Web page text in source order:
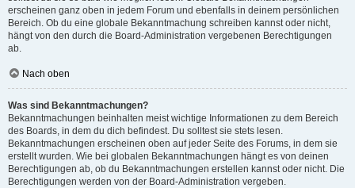
erscheinen ganz oben in jedem Forum und ebenfalls in deinem persönlichen
Bereich. Ob du eine globale Bekanntmachung schreiben kannst oder nicht,
hängt von den durch die Board-Administration vergebenen Berechtigungen
ab.
Nach oben
Was sind Bekanntmachungen?
Bekanntmachungen beinhalten meist wichtige Informationen zu dem Bereich
des Boards, in dem du dich befindest. Du solltest sie stets lesen.
Bekanntmachungen erscheinen oben auf jeder Seite des Forums, in dem sie
erstellt wurden. Wie bei globalen Bekanntmachungen hängt es von deinen
Berechtigungen ab, ob du Bekanntmachungen erstellen kannst oder nicht. Die
Berechtigungen werden von der Board-Administration vergeben.